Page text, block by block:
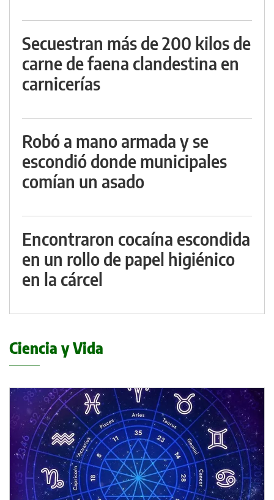
Secuestran más de 200 kilos de
carne de faena clandestina en
carnicerías
Robó a mano armada y se
escondió donde municipales
comían un asado
Encontraron cocaína escondida
en un rollo de papel higiénico
en la cárcel
Ciencia y Vida